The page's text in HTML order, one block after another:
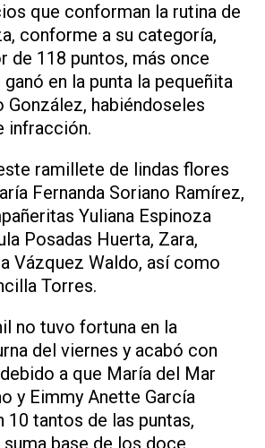
que conforman la rutina de
conforme a su categoría,
de 118 puntos, más once
en la punta la pequeñita
González, habiéndoseles
infracción.
ramillete de lindas flores
Fernanda Soriano Ramírez,
Yuliana Espinoza
Posadas Huerta, Zara,
Vázquez Waldo, así como
Torres.
no tuvo fortuna en la
del viernes y acabó con
a que María del Mar
y Eimmy Anette García
10 tantos de las puntas,
base de los doce